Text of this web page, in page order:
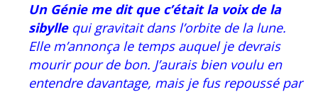
Un Génie me dit que c’était la voix de la
sibyllequi gravitait dans l’orbite de la lune.
Elle m’annonça le temps auquel je devrais
mourir pour de bon. J’aurais bien voulu en
entendre davantage, mais je fus repoussé par